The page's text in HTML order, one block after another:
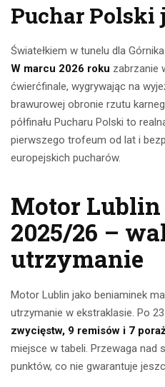
Puchar Polski
Światełkiem w tunelu dla
W marcu 2026 roku zabrzanie
ćwierćfinale, wygrywając na
brawurowej obronie rzutu
półfinału Pucharu Polski to
pierwszego trofeum od lat i
europejskich pucharów.
Motor
2025/26 –
utrzymanie
Motor Lublin jako beniaminek
utrzymanie w ekstraklasie. Po
zwycięstw, 9 remisów i 7
miejsce w tabeli. Przewaga nad
punktów, co nie gwarantuje